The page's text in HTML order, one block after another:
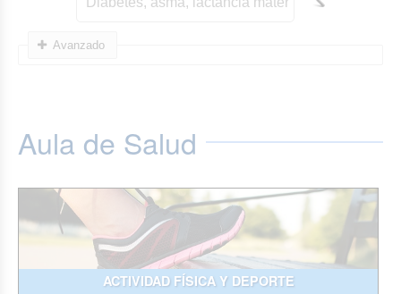
Avanzado
Aula de Salud
ACTIVIDAD FÍSICA Y DEPORTE